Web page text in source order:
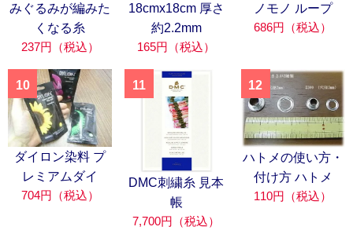
みぐるみが編みた
くなる糸
237円（税込）
18cmx18cm 厚さ
約2.2mm
165円（税込）
ノモノ ループ
686円（税込）
10
ダイロン染料 プ
レミアムダイ
704円（税込）
11
DMC刺繍糸 見本
帳
7,700円（税込）
12
ハトメの使い方・
付け方 ハトメ
110円（税込）